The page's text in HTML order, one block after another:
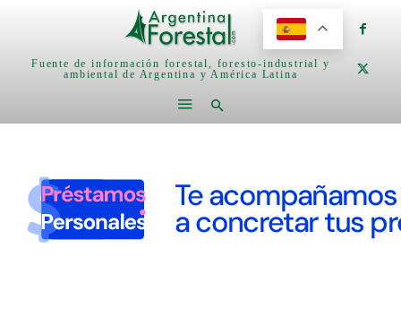
Fuente de información forestal, foresto-industrial y
ambiental de Argentina y América Latina